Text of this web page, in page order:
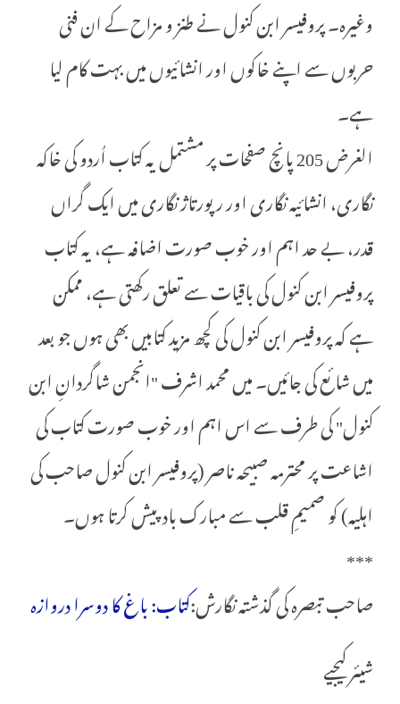
وغیره۔ پروفیسر ابن کنول نے طنز و مزاح کے ان فنی
حربوں سے اپنے خاکوں اور انشائیوں میں بہت کام لیا
ہے۔
الغرض 205 پانچ صفحات پر مشتمل یہ کتاب اُردو کی خاکہ
نگاری، انشائیہ نگاری اور رپورتاژ نگاری میں ایک گراں
قدر، بے حد اہم اور خوب صورت اضافہ ہے، یہ کتاب
پروفیسر ابن کنول کی باقیات سے تعلق رکھتی ہے، ممکن
ہے کہ پروفیسر ابن کنول کی کچھ مزید کتابیں بھی ہوں جو بعد
میں شائع کی جائیں۔ میں محمد اشرف "انجمن شاگردانِ ابن
کنول" کی طرف سے اس اہم اور خوب صورت کتاب کی
اشاعت پر محترمہ صبیحہ ناصر (پروفیسر ابن کنول صاحب کی
اہلیہ) کو صمیمِ قلب سے مبارک باد پیش کرتا ہوں۔
***
صاحب تبصرہ کی گذشتہ نگارش:کتاب: باغ کا دوسرا دروازہ
شیئر کیجیے